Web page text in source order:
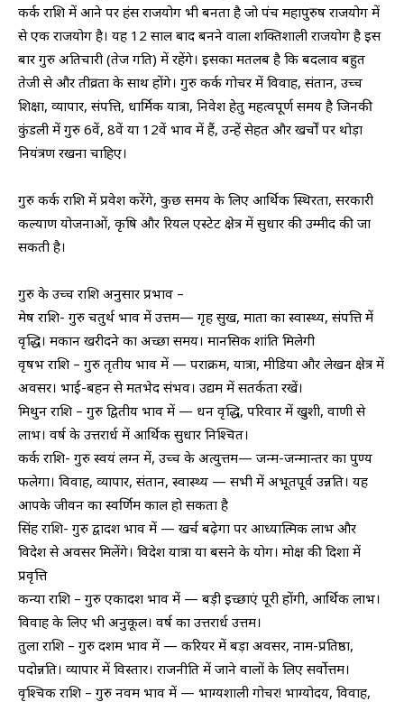
कर्क राशि में आने पर हंस राजयोग भी बनता है जो पंच महापुरुष राजयोग में
से एक राजयोग है। यह 12 साल बाद बनने वाला शक्तिशाली राजयोग है इस
बार गुरु अतिचारी (तेज गति) में रहेंगे। इसका मतलब है कि बदलाव बहुत
तेजी से और तीव्रता के साथ होंगे। गुरु कर्क गोचर में विवाह, संतान, उच्च
शिक्षा, व्यापार, संपत्ति, धार्मिक यात्रा, निवेश हेतु महत्वपूर्ण समय है जिनकी
कुंडली में गुरु 6वें, 8वें या 12वें भाव में हैं, उन्हें सेहत और खर्चों पर थोड़ा
नियंत्रण रखना चाहिए।
गुरु कर्क राशि में प्रवेश करेंगे, कुछ समय के लिए आर्थिक स्थिरता, सरकारी
कल्याण योजनाओं, कृषि और रियल एस्टेट क्षेत्र में सुधार की उम्मीद की जा
सकती है।
गुरु के उच्च राशि अनुसार प्रभाव –
मेष राशि- गुरु चतुर्थ भाव में उत्तम— गृह सुख, माता का स्वास्थ्य, संपत्ति में
वृद्धि। मकान खरीदने का अच्छा समय। मानसिक शांति मिलेगी
वृषभ राशि – गुरु तृतीय भाव में — पराक्रम, यात्रा, मीडिया और लेखन क्षेत्र में
अवसर। भाई-बहन से मतभेद संभव। उद्यम में सतर्कता रखें।
मिथुन राशि – गुरु द्वितीय भाव में — धन वृद्धि, परिवार में खुशी, वाणी से
लाभ। वर्ष के उत्तरार्ध में आर्थिक सुधार निश्चित।
कर्क राशि- गुरु स्वयं लग्न में, उच्च के अत्युत्तम— जन्म-जन्मान्तर का पुण्य
फलेगा। विवाह, व्यापार, संतान, स्वास्थ्य — सभी में अभूतपूर्व उन्नति। यह
आपके जीवन का स्वर्णिम काल हो सकता है
सिंह राशि- गुरु द्वादश भाव में — खर्च बढ़ेगा पर आध्यात्मिक लाभ और
विदेश से अवसर मिलेंगे। विदेश यात्रा या बसने के योग। मोक्ष की दिशा में
प्रवृत्ति
कन्या राशि – गुरु एकादश भाव में — बड़ी इच्छाएं पूरी होंगी, आर्थिक लाभ।
विवाह के लिए भी अनुकूल। वर्ष का उत्तरार्ध उत्तम।
तुला राशि – गुरु दशम भाव में — करियर में बड़ा अवसर, नाम-प्रतिष्ठा,
पदोन्नति। व्यापार में विस्तार। राजनीति में जाने वालों के लिए सर्वोत्तम।
वृश्चिक राशि – गुरु नवम भाव में — भाग्यशाली गोचर! भाग्योदय, विवाह,